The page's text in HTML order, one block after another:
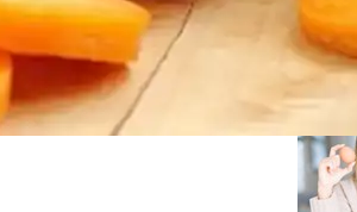
بـ العين